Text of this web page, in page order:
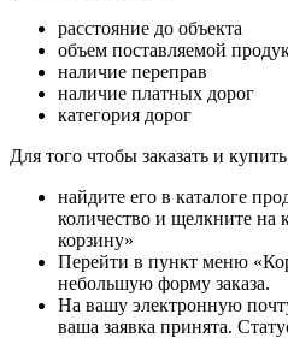
расстояние до объекта
объем поставляемой
наличие переправ
наличие платных дорог
категория дорог
Для того чтобы заказать и
найдите его в каталоге
количество и щелкните на
корзину»
Перейти в пункт меню
небольшую форму заказа.
На вашу электронную
ваша заявка принята.